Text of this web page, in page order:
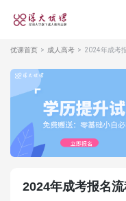
优课首页 成人高考 2024年成考
2024年成考报名